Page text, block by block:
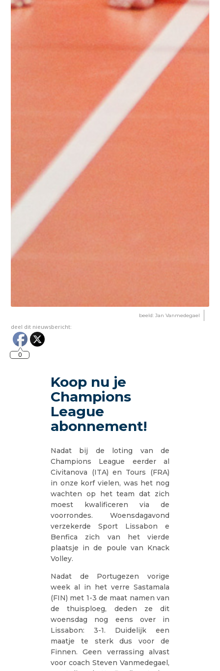
beeld: Jan Vanmedegael
deel dit nieuwsbericht:
0
Koop nu je
Champions
League
abonnement!
Nadat bij de loting van de
Champions League eerder al
Civitanova (ITA) en Tours (FRA)
in onze korf vielen, was het nog
wachten op het team dat zich
moest kwalificeren via de
voorrondes. Woensdagavond
verzekerde Sport Lissabon e
Benfica zich van het vierde
plaatsje in de poule van Knack
Volley.
Nadat de Portugezen vorige
week al in het verre Sastamala
(FIN) met 1-3 de maat namen van
de thuisploeg, deden ze dit
woensdag nog eens over in
Lissabon: 3-1. Duidelijk een
maatje te sterk dus voor de
Finnen. Geen verrassing alvast
voor coach Steven Vanmedegael,